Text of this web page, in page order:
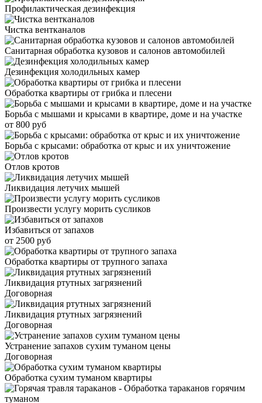
Профилактическая дезинфекция
Чистка вентканалов
Санитарная обработка кузовов и салонов автомобилей
Дезинфекция холодильных камер
Обработка квартиры от грибка и плесени
Борьба с мышами и крысами в квартире, доме и на участке
от 800 руб
Борьба с крысами: обработка от крыс и их уничтожение
Отлов кротов
Ликвидация летучих мышей
Произвести услугу морить сусликов
Избавиться от запахов
от 2500 руб
Обработка квартиры от трупного запаха
Ликвидация ртутных загрязнений
Договорная
Ликвидация ртутных загрязнений
Договорная
Устранение запахов сухим туманом цены
Договорная
Обработка сухим туманом квартиры